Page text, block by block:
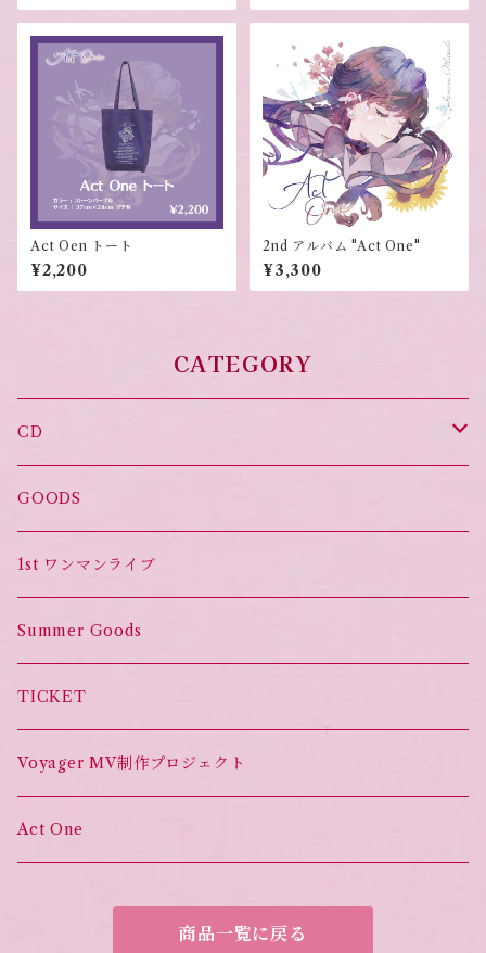
Act Oen トート
¥2,200
2nd アルバム "Act One"
¥3,300
CATEGORY
CD
オススメ！
Set List CD
GOODS
1st ワンマンライブ
Summer Goods
TICKET
Voyager MV制作プロジェクト
Act One
商品一覧に戻る